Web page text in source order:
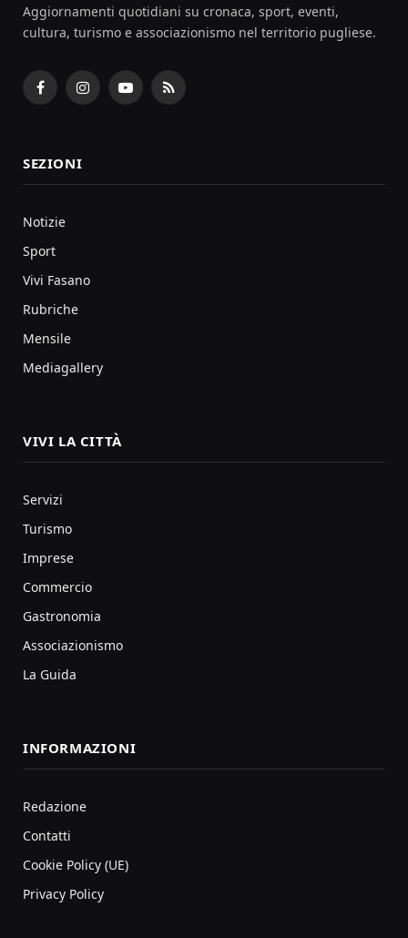
Aggiornamenti quotidiani su cronaca, sport, eventi,
cultura, turismo e associazionismo nel territorio pugliese.
FacebookInstagramYouTubeRSS
SEZIONI
Notizie
Sport
Vivi Fasano
Rubriche
Mensile
Mediagallery
VIVI LA CITTÀ
Servizi
Turismo
Imprese
Commercio
Gastronomia
Associazionismo
La Guida
INFORMAZIONI
Redazione
Contatti
Cookie Policy (UE)
Privacy Policy